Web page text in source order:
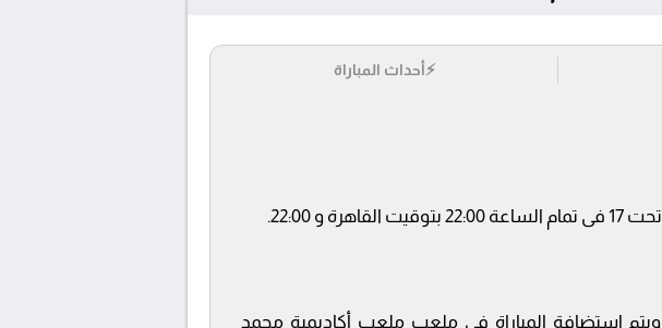
⚡أحداث المباراة
تنقل أحداث المباراة في الوطن العربي فضائيا على قناة beIN SPORTS 5 ويتم إستضافة المباراة في ملعب ملعب أكاديمية محمد